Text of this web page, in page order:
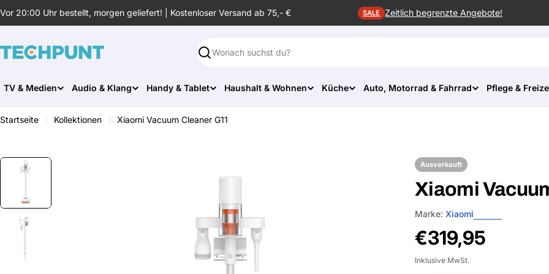
Inhalt
Vor 20:00 Uhr bestellt, morgen geliefert! | Kostenloser Versand ab 75,- € SALE Zeitlich begrenzte Angebote!
Suchen
TV & Medien Audio & Klang Handy & Tablet Haushalt & Wohnen Küche Auto, Motorrad & Fahrrad Pflege &
Startseite Kollektionen Xiaomi Vacuum Cleaner G11
Ausverkauft
Xiaomi
Marke: Xiaomi
Normalpreis
€319,95
Inklusive MwSt.